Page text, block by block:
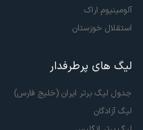
آلومینیوم اراک
استقلال خوزستان
لیگ های پرطرفدار
جدول لیگ برتر ایران (خلیج فارس)
لیگ آزادگان